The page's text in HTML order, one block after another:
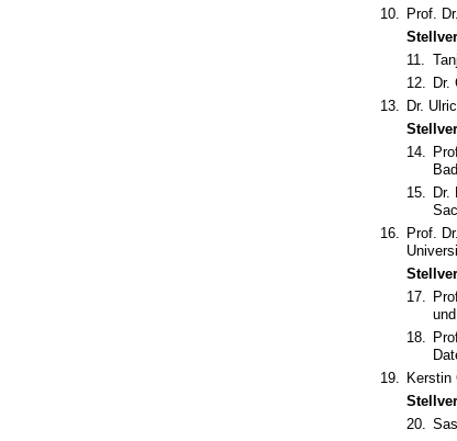
10.
Prof.
11.
12.
Dr.
13.
Dr.
14.
15.
Dr.
16.
Prof.
17.
18.
19.
Kerstin
20.